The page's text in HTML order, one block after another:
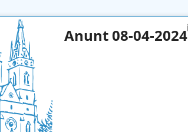
Anunt 08-04-2024